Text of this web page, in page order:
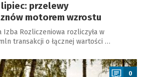
lipiec: przelewy
motorem wzrostu
Izba Rozliczeniowa rozliczyła w
transakcji o łącznej wartości …
0